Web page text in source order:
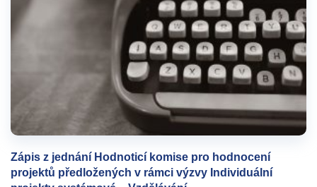
Zápis z jednání Hodnoticí komise pro hodnocení
projektů předložených v rámci výzvy Individuální